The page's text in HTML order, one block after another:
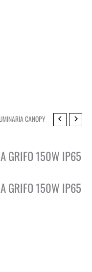
CANOPY
GRIFO 150W IP65
GRIFO 150W IP65